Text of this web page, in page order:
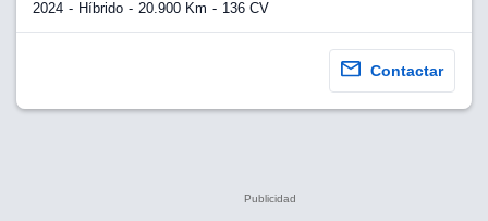
2024 Híbrido 20.900 Km 136 CV
Contactar